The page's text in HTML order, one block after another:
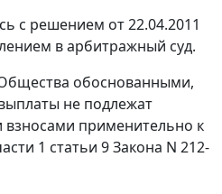
с решением от 22.04.2011
в арбитражный суд.
обоснованными,
не подлежат
применительно к
1 статьи 9Закона N 212-